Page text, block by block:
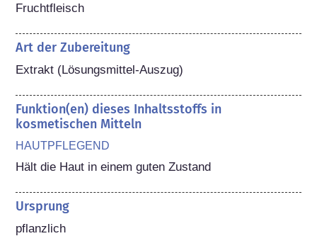
Fruchtfleisch
Art der Zubereitung
Extrakt (Lösungsmittel-Auszug)
Funktion(en) dieses Inhaltsstoffs in
kosmetischen Mitteln
HAUTPFLEGEND
Hält die Haut in einem guten Zustand
Ursprung
pflanzlich